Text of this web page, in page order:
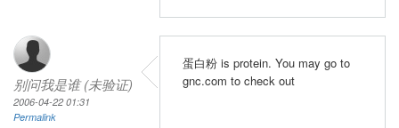
别问我是谁 (未验证)
2006-04-22 01:31
Permalink
蛋白粉 is protein. You may go to
gnc.com to check out